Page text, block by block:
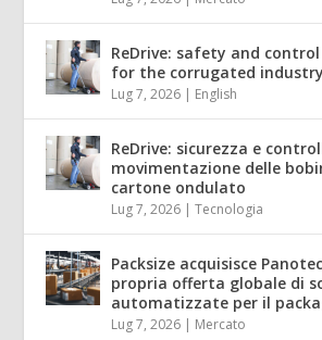
ReDrive: safety and
for the corrugated industry
Lug 7, 2026 | English
ReDrive: sicurezza e
movimentazione delle
cartone ondulato
Lug 7, 2026 |Tecnologia
Packsize acquisisce
propria offerta globale di
automatizzate per il
Lug 7, 2026 | Mercato